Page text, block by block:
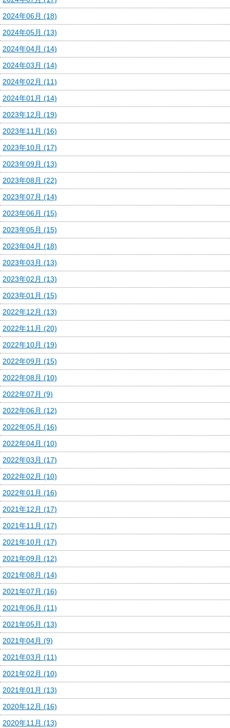
2024年06月 (18)
2024年05月 (13)
2024年04月 (14)
2024年03月 (14)
2024年02月 (11)
2024年01月 (14)
2023年12月 (19)
2023年11月 (16)
2023年10月 (17)
2023年09月 (13)
2023年08月 (22)
2023年07月 (14)
2023年06月 (15)
2023年05月 (15)
2023年04月 (18)
2023年03月 (13)
2023年02月 (13)
2023年01月 (15)
2022年12月 (13)
2022年11月 (20)
2022年10月 (19)
2022年09月 (15)
2022年08月 (10)
2022年07月 (9)
2022年06月 (12)
2022年05月 (16)
2022年04月 (10)
2022年03月 (17)
2022年02月 (10)
2022年01月 (16)
2021年12月 (17)
2021年11月 (17)
2021年10月 (17)
2021年09月 (12)
2021年08月 (14)
2021年07月 (16)
2021年06月 (11)
2021年05月 (13)
2021年04月 (9)
2021年03月 (11)
2021年02月 (10)
2021年01月 (13)
2020年12月 (16)
2020年11月 (13)